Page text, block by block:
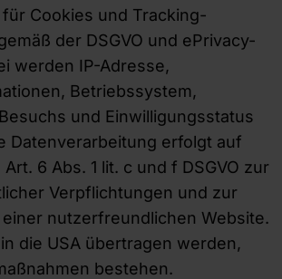
Cookies und Tracking-
der DSGVO und ePrivacy-
werden IP-Adresse,
Betriebssystem,
und Einwilligungsstatus
Datenverarbeitung erfolgt auf
6 Abs. 1 lit. c und f DSGVO zur
Verpflichtungen und zur
nutzerfreundlichen Website.
die USA übertragen werden,
bestehen.